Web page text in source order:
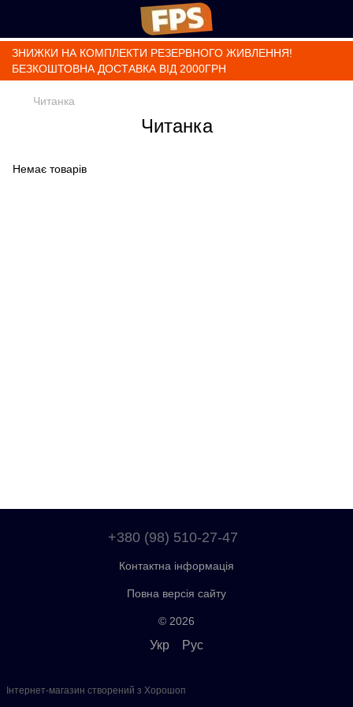
ЗНИЖКИ НА КОМПЛЕКТИ РЕЗЕРВНОГО ЖИВЛЕННЯ!
БЕЗКОШТОВНА ДОСТАВКА ВІД 2000ГРН
Читанка
Читанка
Немає товарів
+380 (98) 510-27-47
Контактна інформація
Повна версія сайту
© 2026
Укр Рус
Інтернет-магазин створений з Хорошоп